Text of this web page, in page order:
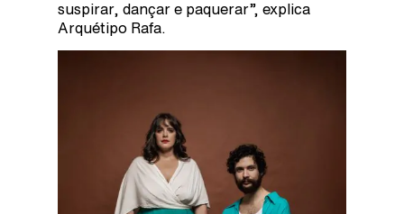
suspirar, dançar e paquerar”, explica
Arquétipo Rafa.